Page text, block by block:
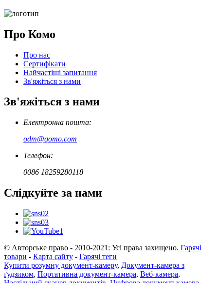
Про Комо
Про нас
Сертифікати
Найчастіші запитання
Зв'яжіться з нами
Зв'яжіться з нами
Електронна пошта:
odm@qomo.com
Телефон:
0086 18259280118
Слідкуйте за нами
© Авторське право - 2010-2021: Усі права захищено. Гарячі
товари - Карта сайту - Гарячі теги
Купити розумну документ-камеру, Документ-камера з
ґудзиком, Портативна документ-камера, Веб-камера,